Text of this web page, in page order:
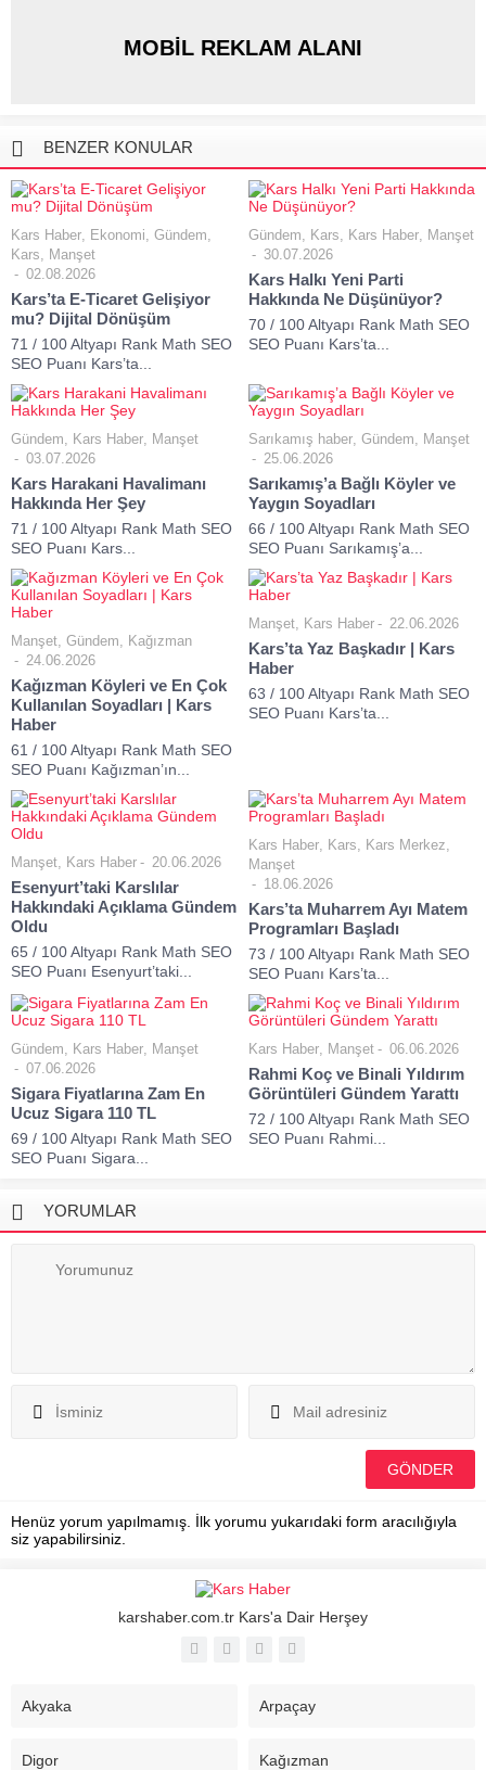
MOBİL REKLAM ALANI
BENZER KONULAR
Kars Haber, Ekonomi, Gündem,
Kars, Manşet
02.08.2026
Kars’ta E-Ticaret Gelişiyor
mu? Dijital Dönüşüm
71 / 100 Altyapı Rank Math SEO
SEO Puanı Kars’ta...
Gündem, Kars, Kars Haber, Manşet
30.07.2026
Kars Halkı Yeni Parti
Hakkında Ne Düşünüyor?
70 / 100 Altyapı Rank Math SEO
SEO Puanı Kars’ta...
Gündem, Kars Haber, Manşet
03.07.2026
Kars Harakani Havalimanı
Hakkında Her Şey
71 / 100 Altyapı Rank Math SEO
SEO Puanı Kars...
Sarıkamış haber, Gündem, Manşet
25.06.2026
Sarıkamış’a Bağlı Köyler ve
Yaygın Soyadları
66 / 100 Altyapı Rank Math SEO
SEO Puanı Sarıkamış’a...
Manşet, Gündem, Kağızman
24.06.2026
Kağızman Köyleri ve En Çok
Kullanılan Soyadları | Kars
Haber
61 / 100 Altyapı Rank Math SEO
SEO Puanı Kağızman’ın...
Manşet, Kars Haber 22.06.2026
Kars’ta Yaz Başkadır | Kars
Haber
63 / 100 Altyapı Rank Math SEO
SEO Puanı Kars’ta...
Manşet, Kars Haber 20.06.2026
Esenyurt’taki Karslılar
Hakkındaki Açıklama Gündem
Oldu
65 / 100 Altyapı Rank Math SEO
SEO Puanı Esenyurt’taki...
Kars Haber, Kars, Kars Merkez,
Manşet
18.06.2026
Kars’ta Muharrem Ayı Matem
Programları Başladı
73 / 100 Altyapı Rank Math SEO
SEO Puanı Kars’ta...
Gündem, Kars Haber, Manşet
07.06.2026
Sigara Fiyatlarına Zam En
Ucuz Sigara 110 TL
69 / 100 Altyapı Rank Math SEO
SEO Puanı Sigara...
Kars Haber, Manşet 06.06.2026
Rahmi Koç ve Binali Yıldırım
Görüntüleri Gündem Yarattı
72 / 100 Altyapı Rank Math SEO
SEO Puanı Rahmi...
YORUMLAR
Henüz yorum yapılmamış. İlk yorumu yukarıdaki form aracılığıyla
siz yapabilirsiniz.
karshaber.com.tr Kars'a Dair Herşey
Akyaka Arpaçay
Digor Kağızman